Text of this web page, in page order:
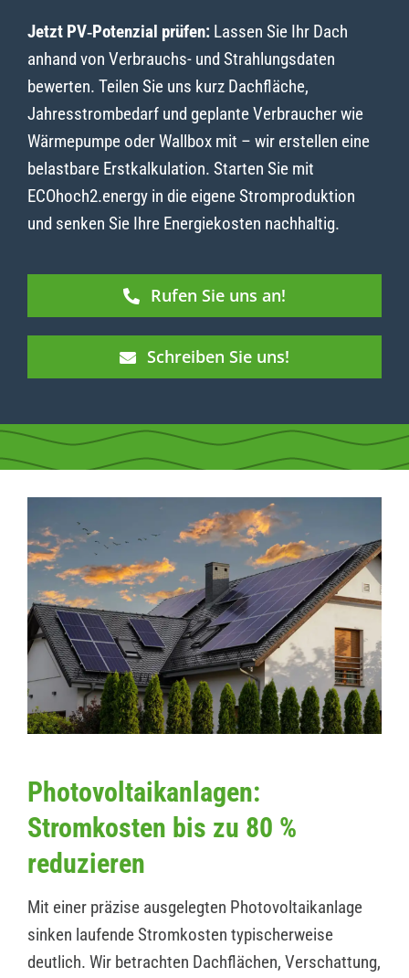
Jetzt PV‑Potenzial prüfen:Lassen Sie Ihr Dach
anhand von Verbrauchs- und Strahlungsdaten
bewerten. Teilen Sie uns kurz Dachfläche,
Jahresstrombedarf und geplante Verbraucher wie
Wärmepumpe oder Wallbox mit – wir erstellen eine
belastbare Erstkalkulation. Starten Sie mit
ECOhoch2.energy in die eigene Stromproduktion
und senken Sie Ihre Energiekosten nachhaltig.
Rufen Sie uns an!
Schreiben Sie uns!
Photovoltaikanlagen:
Stromkosten bis zu 80 %
reduzieren
Mit einer präzise ausgelegten Photovoltaikanlage
sinken laufende Stromkosten typischerweise
deutlich. Wir betrachten Dachflächen, Verschattung,